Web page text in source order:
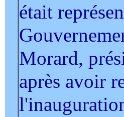
était
Morard,
après avoir